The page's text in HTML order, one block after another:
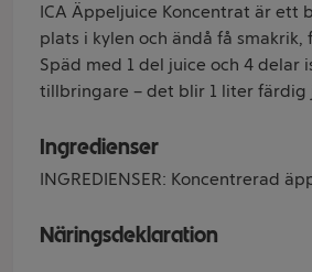
ICA Äppeljuice Koncentrat är ett
plats i kylen och ändå få smakrik,
Späd med 1 del juice och 4 delar
tillbringare – det blir 1 liter färdig
Ingredienser
INGREDIENSER: Koncentrerad
Näringsdeklaration